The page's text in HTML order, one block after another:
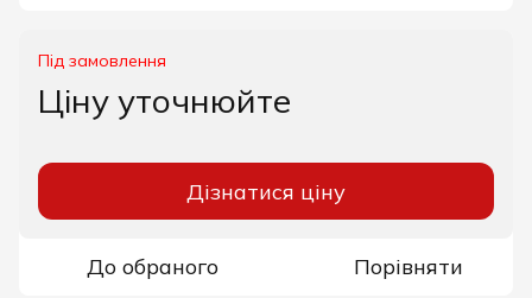
Під замовлення
Ціну уточнюйте
Дізнатися ціну
До обраного Порівняти